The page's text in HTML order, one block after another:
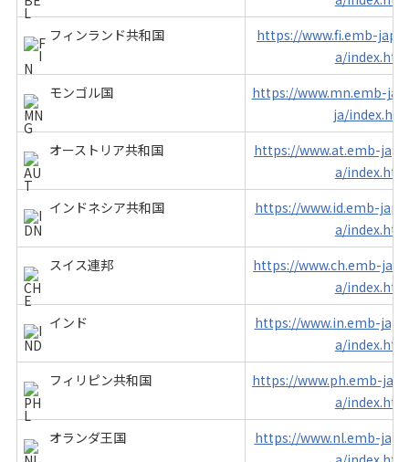
フィンランド共和国
https://www.fi.emb-
a/
モンゴル国
https://www.mn.emb-
ja/
オーストリア共和国
https://www.at.emb-
a/
インドネシア共和国
https://www.id.emb-
a/
スイス連邦
https://www.ch.emb-
a/
インド
https://www.in.emb-
a/
フィリピン共和国
https://www.ph.emb-
a/
オランダ王国
https://www.nl.emb-